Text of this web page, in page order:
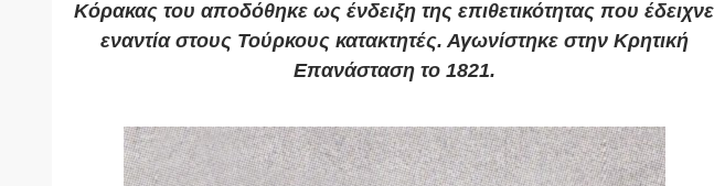
Κόρακας του αποδόθηκε ως ένδειξη της επιθετικότητας που έδειχνε
εναντία στους Τούρκους κατακτητές. Αγωνίστηκε στην Κρητική
Επανάσταση το 1821.